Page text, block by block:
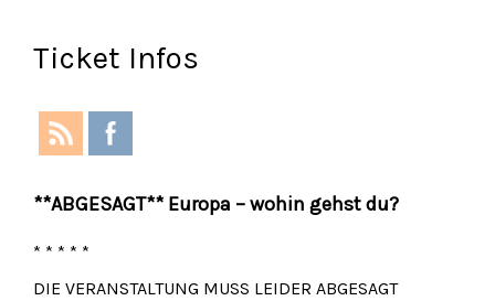
Ticket Infos
**ABGESAGT** Europa – wohin gehst du?
* * * * *
DIE VERANSTALTUNG MUSS LEIDER ABGESAGT